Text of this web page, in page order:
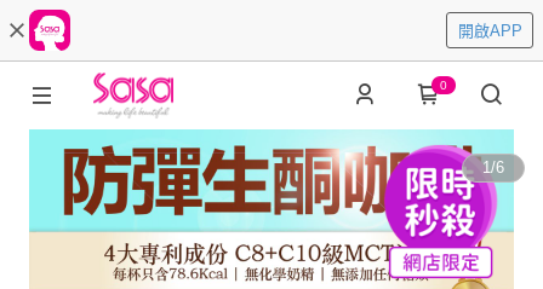
開啟APP
0
1/6